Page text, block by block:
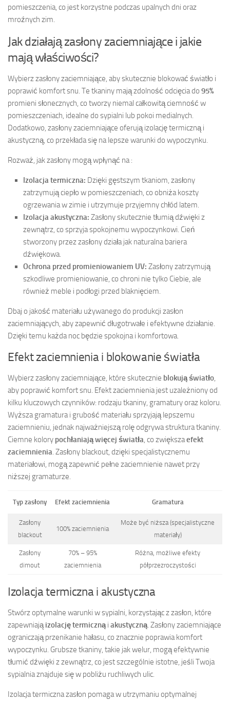
pomieszczenia, co jest korzystne podczas upalnych dni oraz
mroźnych zim.
Jak działają zasłony zaciemniające i jakie
mają właściwości?
Wybierz zasłony zaciemniające, aby skutecznie blokować światło i
poprawić komfort snu. Te tkaniny mają zdolność odcięcia do 95%
promieni słonecznych, co tworzy niemal całkowitą ciemność w
pomieszczeniach, idealne do sypialni lub pokoi medialnych.
Dodatkowo, zasłony zaciemniające oferują izolację termiczną i
akustyczną, co przekłada się na lepsze warunki do wypoczynku.
Rozważ, jak zasłony mogą wpłynąć na :
Izolacja termiczna: Dzięki gęstszym tkaniom, zasłony
zatrzymują ciepło w pomieszczeniach, co obniża koszty
ogrzewania w zimie i utrzymuje przyjemny chłód latem.
Izolacja akustyczna: Zasłony skutecznie tłumią dźwięki z
zewnątrz, co sprzyja spokojnemu wypoczynkowi. Cień
stworzony przez zasłony działa jak naturalna bariera
dźwiękowa.
Ochrona przed promieniowaniem UV: Zasłony zatrzymują
szkodliwe promieniowanie, co chroni nie tylko Ciebie, ale
również meble i podłogi przed blaknięciem.
Dbaj o jakość materiału używanego do produkcji zasłon
zaciemniających, aby zapewnić długotrwałe i efektywne działanie.
Dzięki temu każda noc będzie spokojna i komfortowa.
Efekt zaciemnienia i blokowanie światła
Wybierz zasłony zaciemniające, które skutecznie blokują światło
aby poprawić komfort snu. Efekt zaciemnienia jest uzależniony od
kilku kluczowych czynników: rodzaju tkaniny, gramatury oraz koloru.
Wyższa gramatura i grubość materiału sprzyjają lepszemu
zaciemnieniu, jednak najważniejszą rolę odgrywa struktura tkaniny.
Ciemne kolory pochłaniają więcej światła , co zwiększaefekt
zaciemnienia . Zasłony blackout, dzięki specjalistycznemu
materiałowi, mogą zapewnić pełne zaciemnienie nawet przy
niższej gramaturze.
Typ zasłony Efekt zaciemnienia Gramatura
Zasłony
blackout
100% zaciemnienia
Może być niższa (specjalistyczne
materiały)
Zasłony
dimout
70% – 95%
zaciemnienia
Różna, możliwe efekty
półprzezroczystości
Izolacja termiczna i akustyczna
Stwórz optymalne warunki w sypialni, korzystając z zasłon, które
zapewniająizolację termicznąi akustyczną. Zasłony zaciemniające
ograniczają przenikanie hałasu, co znacznie poprawia komfort
wypoczynku. Grubsze tkaniny, takie jak welur, mogą efektywnie
tłumić dźwięki z zewnątrz, co jest szczególnie istotne, jeśli Twoja
sypialnia znajduje się w pobliżu ruchliwych ulic.
Izolacja termiczna zasłon pomaga w utrzymaniu optymalnej